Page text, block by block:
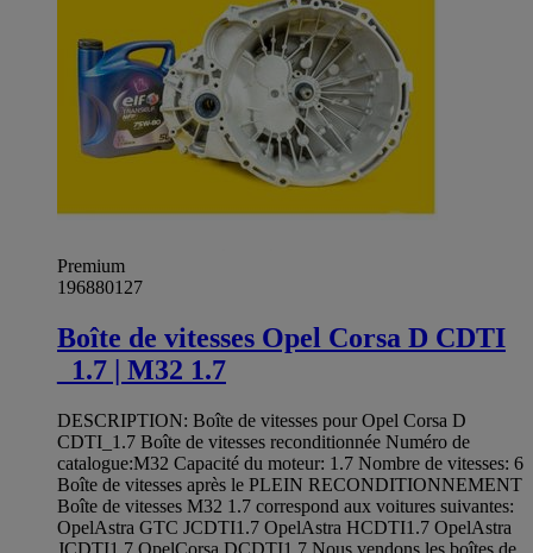
Premium
196880127
Boîte de vitesses Opel Corsa D CDTI
_1.7 | M32 1.7
DESCRIPTION: Boîte de vitesses pour Opel Corsa D
CDTI_1.7 Boîte de vitesses reconditionnée Numéro de
catalogue:M32 Capacité du moteur: 1.7 Nombre de vitesses: 6
Boîte de vitesses après le PLEIN RECONDITIONNEMENT
Boîte de vitesses M32 1.7 correspond aux voitures suivantes:
OpelAstra GTC JCDTI1.7 OpelAstra HCDTI1.7 OpelAstra
JCDTI1.7 OpelCorsa DCDTI1.7 Nous vendons les boîtes de